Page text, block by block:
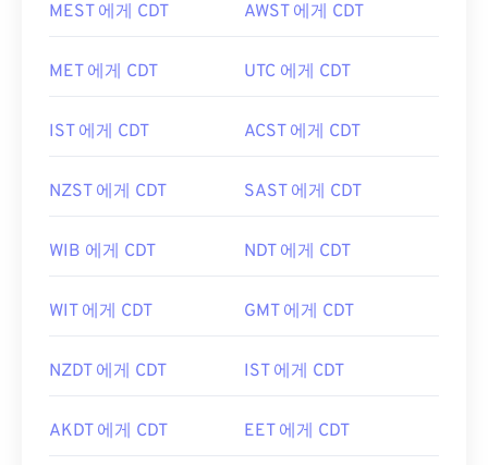
MEST 에게 CDT AWST 에게 CDT
MET 에게 CDT UTC 에게 CDT
IST 에게 CDT ACST 에게 CDT
NZST 에게 CDT SAST 에게 CDT
WIB 에게 CDT NDT 에게 CDT
WIT 에게 CDT GMT 에게 CDT
NZDT 에게 CDT IST 에게 CDT
AKDT 에게 CDT EET 에게 CDT